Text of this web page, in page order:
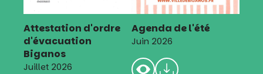
Attestation d'ordre
d'évacuation
Biganos
Juillet 2026
Agenda de l'été
Juin 2026